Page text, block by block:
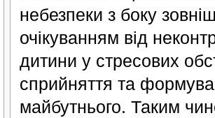
небезпеки з боку
очікуванням від
дитини у стресових
сприйняття та
майбутнього. Таким